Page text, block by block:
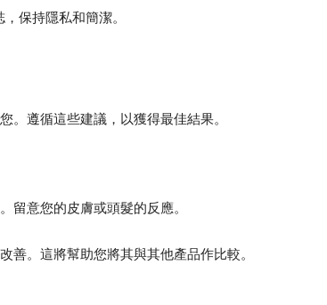
保持隱私和簡潔。
。遵循這些建議，以獲得最佳結果。
留意您的皮膚或頭髮的反應。
善。這將幫助您將其與其他產品作比較。